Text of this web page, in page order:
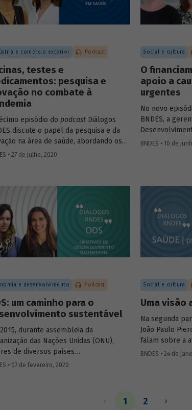
e comércio exterior Podcast
testes e
pesquisa e
no combate à
episódio do podcast Diálogos
discute o papel da pesquisa e da
na área de saúde, abordando os
mais recentes no combate à
de Saúde do BNDES, Carla Reis,
do Laboratório de
de Cultivos Celulares (LECC),
Castilho, falam das parcerias
para testagem e produção de
contra o novo coronavírus, e sobre
de diagnóstico desenvolvido pela
maior precisão e menor custo os
• 27 de julho, 2020
Social e cultura
O
apoio a
urgentes
No novo
BNDES, a
Histórico e
pandemia e
futuras.
BNDES • 10 de
e desenvolvimento Podcast
um caminho para o
sustentável
durante assembleia da
das Nações Unidas (ONU),
de diversos países
se com uma ação comum
No sexto episódio do podcast
• 07 de fevereiro, 2020
Social e cultura
Uma visão
Na segunda
João Paulo
falam sobre a
Fiocruz no
da saúde.
BNDES • 24 de
1 2